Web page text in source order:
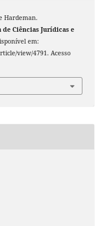
Hardeman.
de Ciências Jurídicas e
em:
view/4791. Acesso